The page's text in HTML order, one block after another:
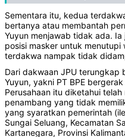
Sementara itu, kedua
bertanya atau membantah
Yuyun menjawab tidak ada.
posisi masker untuk menutupi
terdakwa nampak tidak
Dari dakwaan JPU terungkap
Yuyun, yakni PT BPE
Perusahaan itu diketahui
penambang yang tidak
yang syaratkan pemerintah
Sungai Seluang, Kecamatan
Kartanegara, Provinsi